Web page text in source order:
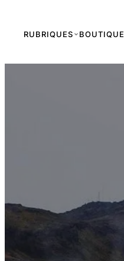
RUBRIQUES BOUTIQUE